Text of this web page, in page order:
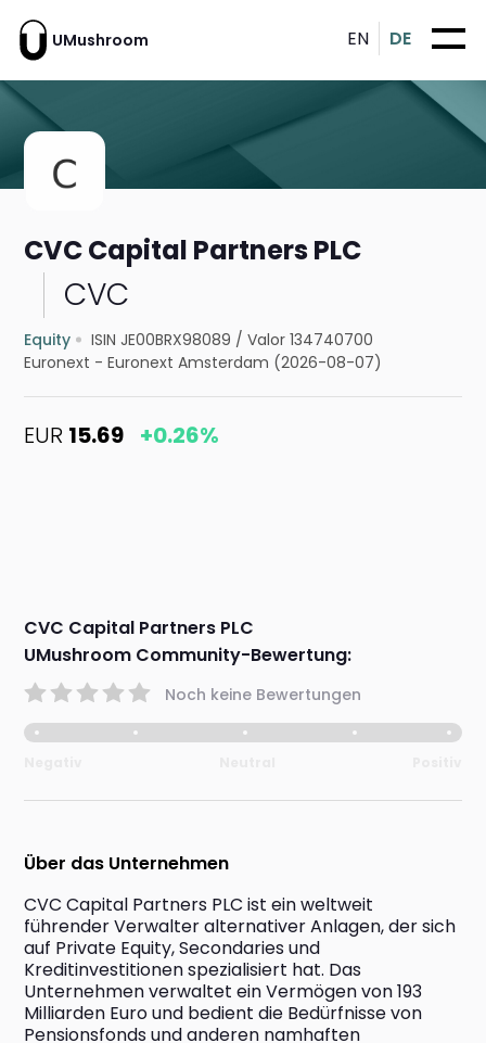
UMushroom EN DE
CVC Capital Partners PLC
CVC
Equity ISIN JE00BRX98089 /Valor 134740700
Euronext - Euronext Amsterdam (2026-08-07)
EUR 15.69 +0.26%
CVC Capital Partners PLC
UMushroom Community-Bewertung:
Noch keine Bewertungen
Über das Unternehmen
CVC Capital Partners PLC ist ein weltweit
führender Verwalter alternativer Anlagen, der sich
auf Private Equity, Secondaries und
Kreditinvestitionen spezialisiert hat. Das
Unternehmen verwaltet ein Vermögen von 193
Milliarden Euro und bedient die Bedürfnisse von
Pensionsfonds und anderen namhaften